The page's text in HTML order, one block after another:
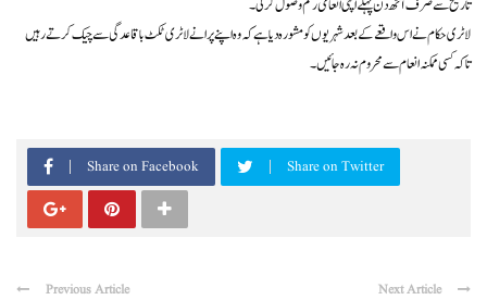
تاریخ سے صرف آٹھ دن پہلے اپنی انعامی رقم وصول کر لی۔
لاٹری حکام نے اس واقعے کے بعد شہریوں کو مشورہ دیا ہے کہ وہ اپنے پرانے لاٹری ٹکٹ باقاعدگی سے چیک کرتے رہیں
تاکہ کسی ممکنہ انعام سے محروم نہ رہ جائیں۔
Share on Facebook Share on Twitter
Previous Article Next Article